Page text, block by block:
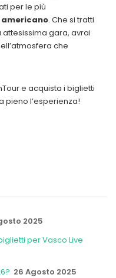
per le più
. Che si tratti
gara, avrai
che
e acquista i biglietti
pieno l’esperienza!
2025
per Vasco Live
26 Agosto 2025